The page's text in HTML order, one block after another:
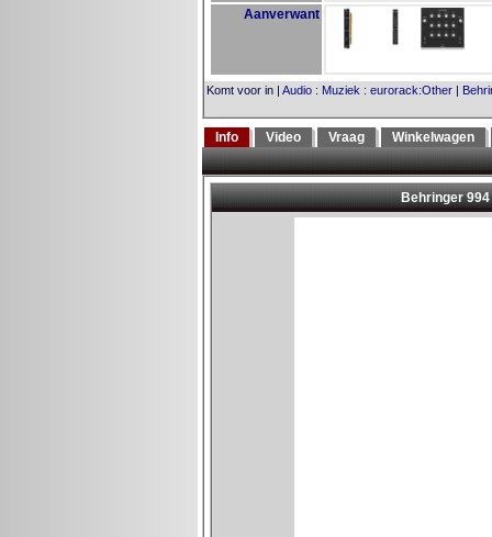
Aanverwant
Komt voor in | Audio : Muziek : eurorack:Other |
Info Video Vraag Winkelwagen